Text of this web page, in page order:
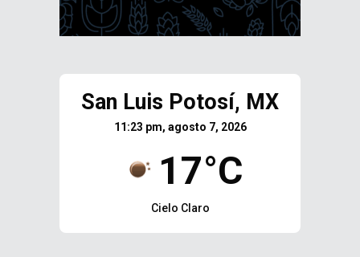
San Luis Potosí, MX
11:23 pm, agosto 7, 2026
17°C
Cielo Claro